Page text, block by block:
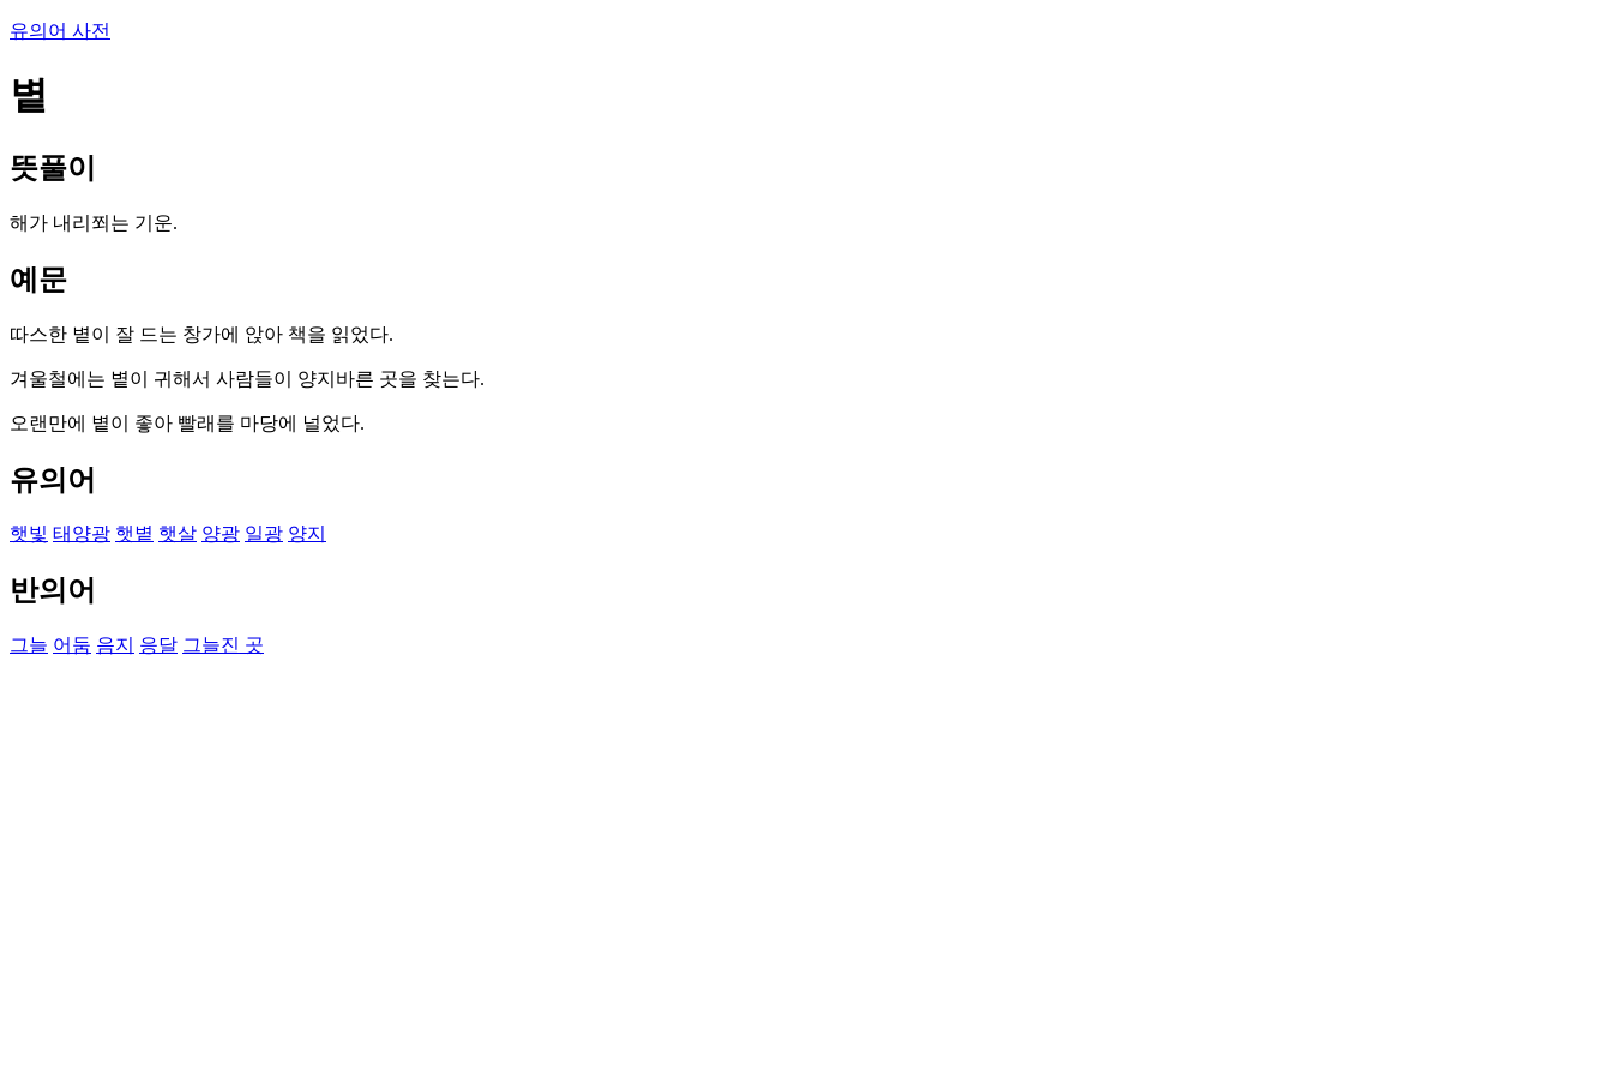
유의어 사전
볕
뜻풀이
해가 내리쬐는 기운.
예문
따스한 볕이 잘 드는 창가에 앉아 책을 읽었다.
겨울철에는 볕이 귀해서 사람들이 양지바른 곳을 찾는다.
오랜만에 볕이 좋아 빨래를 마당에 널었다.
유의어
햇빛 태양광 햇볕 햇살 양광 일광 양지
반의어
그늘 어둠 음지 응달 그늘진 곳